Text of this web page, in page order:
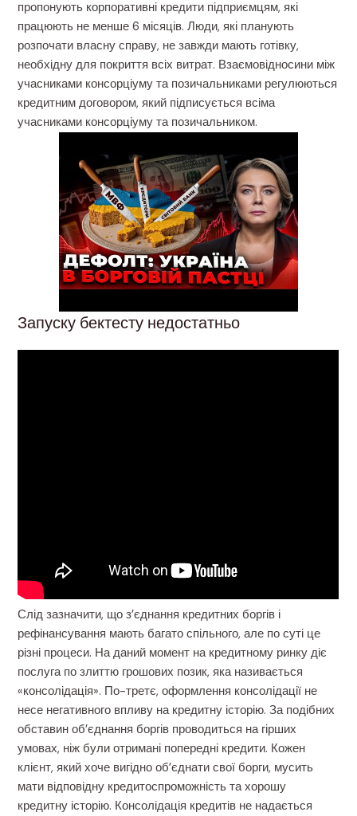
пропонують корпоративні кредити підприємцям, які
працюють не менше 6 місяців. Люди, які планують
розпочати власну справу, не завжди мають готівку,
необхідну для покриття всіх витрат. Взаємовідносини між
учасниками консорціуму та позичальниками регулюються
кредитним договором, який підписується всіма
учасниками консорціуму та позичальником.
Запуску бектесту недостатньо
Слід зазначити, що з’єднання кредитних боргів і
рефінансування мають багато спільного, але по суті це
різні процеси. На даний момент на кредитному ринку діє
послуга по злиттю грошових позик, яка називається
«консолідація». По-третє, оформлення консолідації не
несе негативного впливу на кредитну історію. За подібних
обставин об’єднання боргів проводиться на гірших
умовах, ніж були отримані попередні кредити. Кожен
клієнт, який хоче вигідно об’єднати свої борги, мусить
мати відповідну кредитоспроможність та хорошу
кредитну історію. Консолідація кредитів не надається